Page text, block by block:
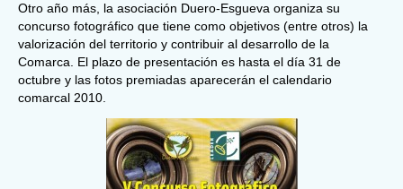
Otro año más, la asociación Duero-Esgueva organiza su
concurso fotográfico que tiene como objetivos (entre otros) la
valorización del territorio y contribuir al desarrollo de la
Comarca. El plazo de presentación es hasta el día 31 de
octubre y las fotos premiadas aparecerán el calendario
comarcal 2010.